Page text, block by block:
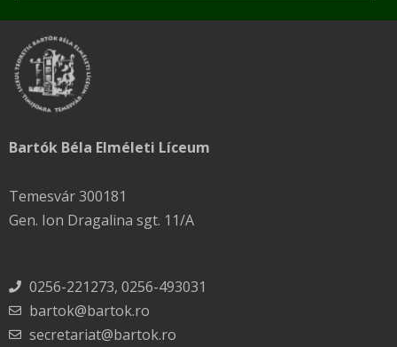
Bartók Béla Elméleti Líceum
Temesvár 300181
Gen. Ion Dragalina sgt. 11/A
0256-221273, 0256-493031
bartok@bartok.ro
secretariat@bartok.ro